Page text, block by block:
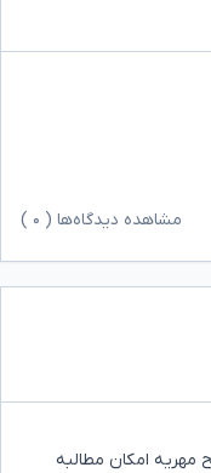
مشاهده دیدگاه‌ها ( ۰
مهریه امکان مطالبه